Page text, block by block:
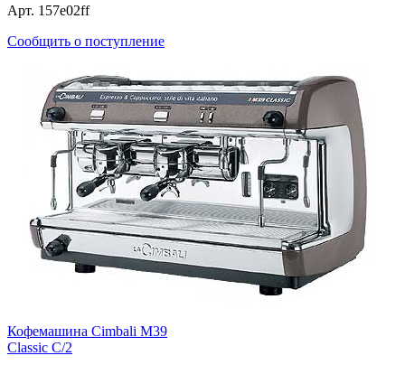
Арт. 157e02ff
Сообщить о поступление
Кофемашина Cimbali M39
Classic C/2